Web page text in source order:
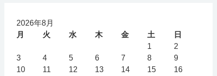
2026年8月
月
火 水 木 金 土
日
1
2
3
4 5 6 7 8
9
10
11 12 13 14 15
16